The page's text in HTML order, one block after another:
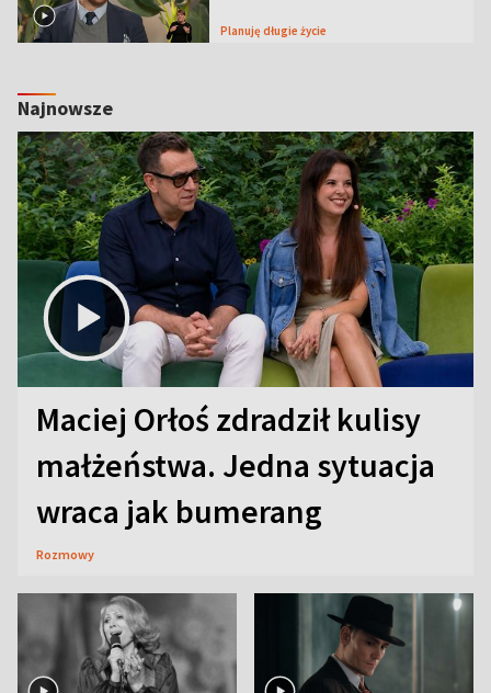
Planuję długie życie
Najnowsze
Maciej Orłoś zdradził kulisy
małżeństwa. Jedna sytuacja
wraca jak bumerang
Rozmowy